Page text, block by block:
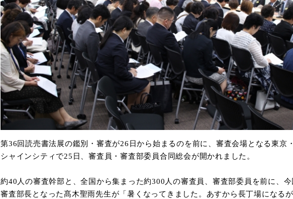
第36回読売書法展の鑑別・審査が26 日から始まるのを前に、審査会場となる東京
シャインシティで25 日、審査員・審査部委員合同総会が開かれました。
約40 人の審査幹部と、全国から集まった約300 人の審査員、審査部委員を前に、
審査部長となった髙木聖雨先生が「暑くなってきました。あすから長丁場になる